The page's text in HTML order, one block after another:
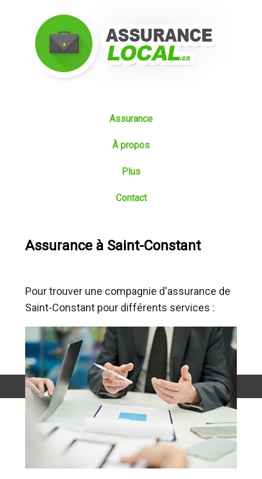
Assurance
À propos
Plus
Contact
Assurance à Saint-Constant
Pour trouver une compagnie d'assurance de
Saint-Constant pour différents services :